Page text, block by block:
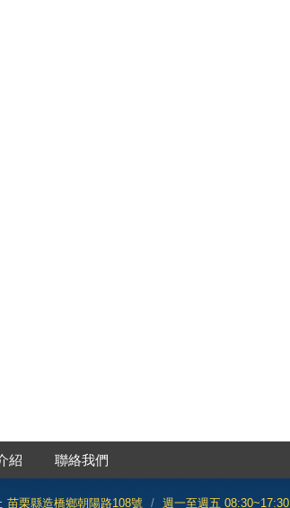
紹 聯絡我們
苗栗縣造橋鄉朝陽路108號 週一至週五 08:30~17:30